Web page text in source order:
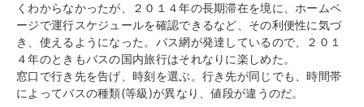
くわからなかったが、２０１４年の長期滞在を境に、ホームペ
ージで運行スケジュールを確認できるなど、その利便性に気づ
き、使えるようになった。バス網が発達しているので、２０１
４年のときもバスの国内旅行はそれなりに楽しめた。
窓口で行き先を告げ、時刻を選ぶ。行き先が同じでも、時間帯
によってバスの種類(等級)が異なり、値段が違うのだ。